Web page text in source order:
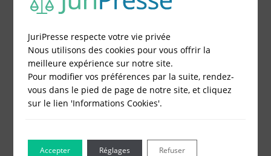
JuriPresse respecte votre vie privée
Nous utilisons des cookies pour vous offrir la
meilleure expérience sur notre site.
Pour modifier vos préférences par la suite, rendez-
vous dans le pied de page de notre site, et cliquez
sur le lien 'Informations Cookies'.
Accepter Refuser
Réglages